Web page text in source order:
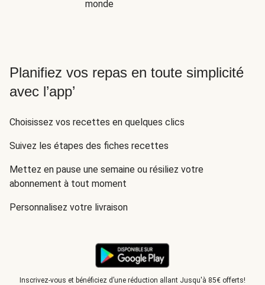
monde
Planifiez vos repas en toute simplicité
avec l’app’
Choisissez vos recettes en quelques clics
Suivez les étapes des fiches recettes
Mettez en pause une semaine ou résiliez votre
abonnement à tout moment
Personnalisez votre livraison
Inscrivez-vous et bénéficiez d’une réduction allant Jusqu'à 85€ offerts!